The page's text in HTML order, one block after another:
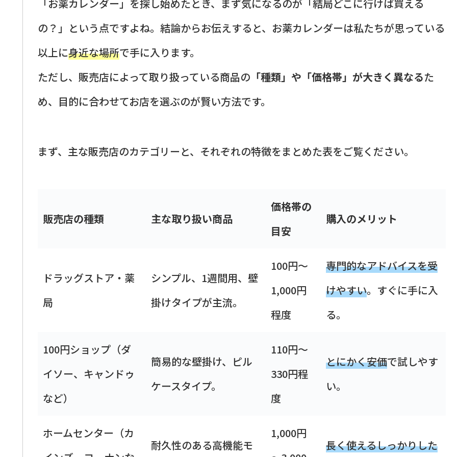
「お薬カレンダー」を探し始めたとき、まず気になるのが「結局どこに行けば買える
の？」という点ですよね。結論からお伝えすると、お薬カレンダーは私たちが思っている
以上に身近な場所で手に入ります。
ただし、販売店によって取り扱っている商品の 「種類」や「価格帯」が大きく異なるた
め、目的に合わせてお店を選ぶのが賢い方法です。
まず、主な販売店のカテゴリーと、それぞれの特徴をまとめた表をご覧ください。
販売店の種類 主な取り扱い商品
価格帯の
目安
購入のメリット
ドラッグストア・薬
局
シンプル、1週間用、壁
掛けタイプが主流。
100円～
1,000円
程度
専門的なアドバイスを受
けやすい。すぐに手に入
る。
100円ショップ（ダ
イソー、キャンドゥ
など）
簡易的な壁掛け、ピル
ケースタイプ。
110円～
330円程
度
とにかく安価で試しやす
い。
ホームセンター（カ
耐久性のある高機能モ
1,000円
長く使えるしっかりした